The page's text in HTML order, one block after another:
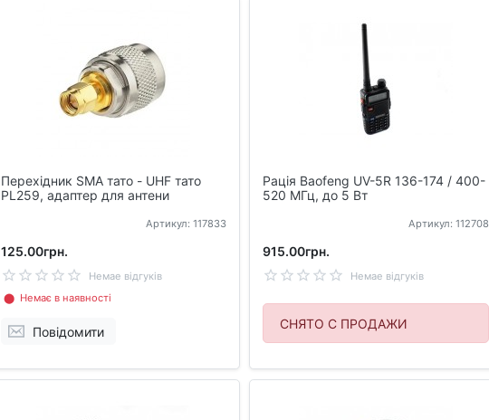
Перехідник SMA тато - UHF тато
PL259, адаптер для антени
Артикул: 117833
125.00грн.
Немае відгуків
⬤ Немає в наявності
Повідомити
Рація Baofeng UV-5R 136-174 / 400-
520 МГц, до 5 Вт
Артикул: 112708
915.00грн.
Немае відгуків
СНЯТО С ПРОДАЖИ